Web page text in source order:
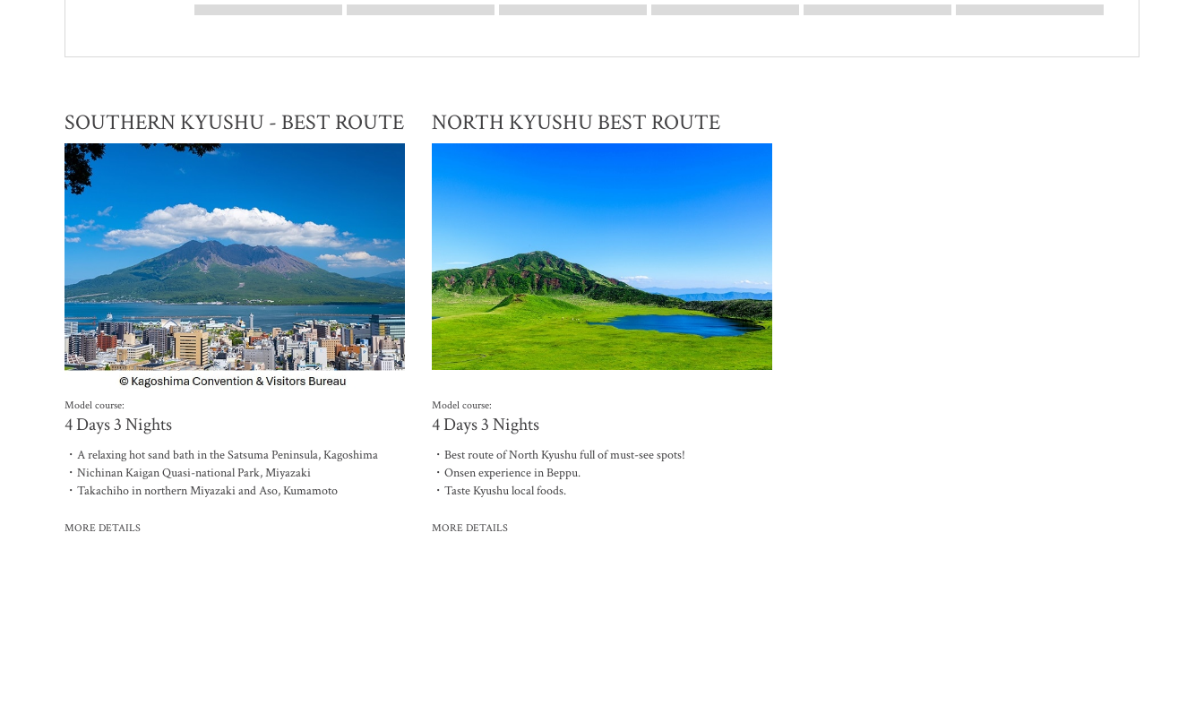
SOUTHERN KYUSHU - BEST ROUTE
Model course:
4 Days 3 Nights
・A relaxing hot sand bath in the Satsuma Peninsula, Kagoshima
・Nichinan Kaigan Quasi-national Park, Miyazaki
・Takachiho in northern Miyazaki and Aso, Kumamoto
MORE DETAILS
NORTH KYUSHU BEST ROUTE
Model course:
4 Days 3 Nights
・Best route of North Kyushu full of must-see spots!
・Onsen experience in Beppu.
・Taste Kyushu local foods.
MORE DETAILS